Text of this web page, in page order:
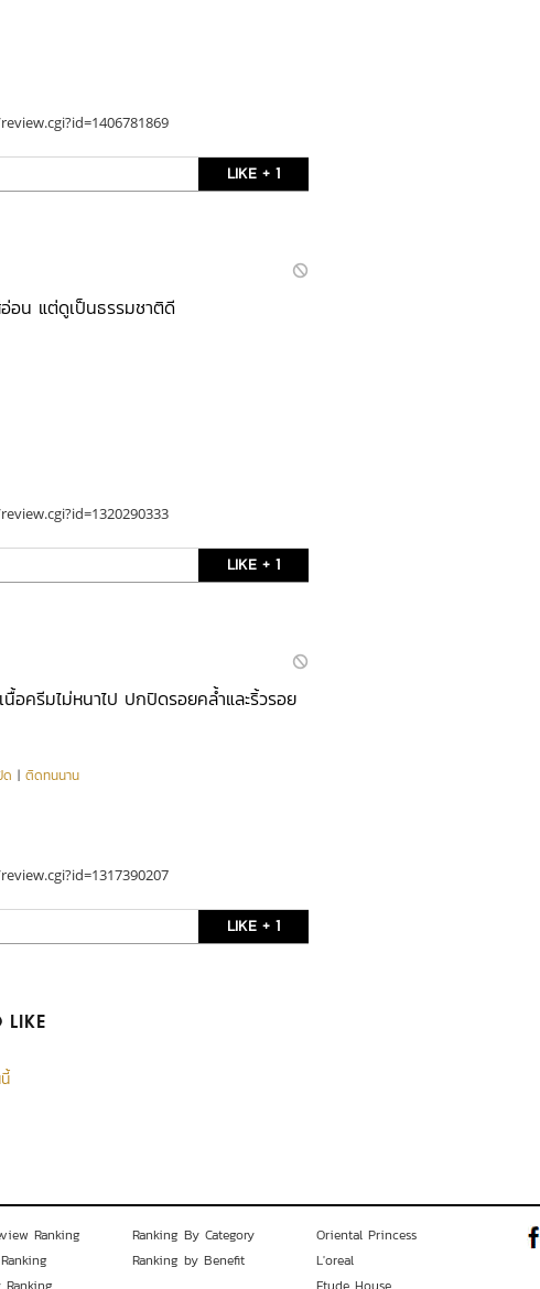
LIKE + 1
อน แต่ดูเป็นธรรมชาติดี
LIKE + 1
อครีมไม่หนาไป ปกปิดรอยคล้ำและริ้วรอย
ด | ติดทนนาน
LIKE + 1
LIKE
Ranking
Ranking By Category
Ranking by Benefit
Oriental Princess
L'oreal